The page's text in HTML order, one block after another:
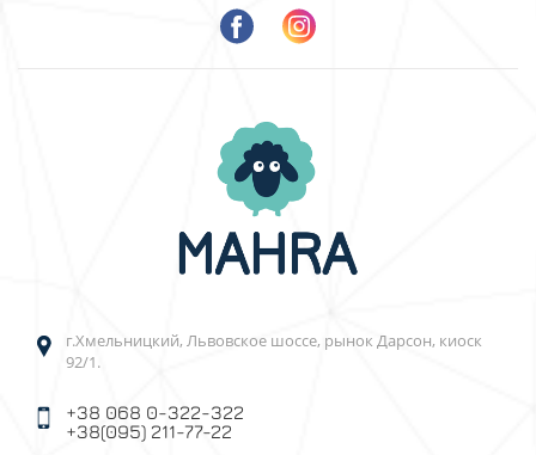
г.Хмельницкий, Львовское шоссе, рынок Дарсон, киоск
92/1.
+38 068 0-322-322
+38(095) 211-77-22